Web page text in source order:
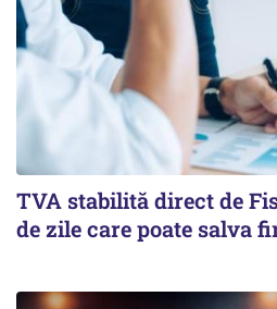
TVA stabilită direct de
de zile care poate salva